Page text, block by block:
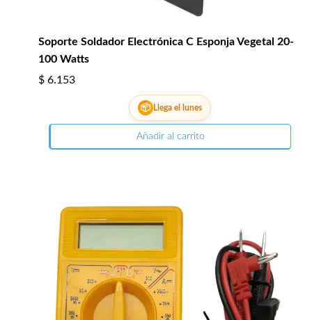
Soporte Soldador Electrónica C Esponja Vegetal 20-
100 Watts
$ 6.153
📦 Llega el lunes
Añadir al carrito